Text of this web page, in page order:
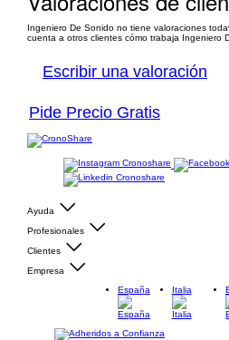
Ingeniero De Sonido no tiene valoraciones
cuenta a otros clientes cómo trabaja Ingeniero
Escribir una valoración
Pide Precio Gratis
Ayuda
Profesionales
Clientes
Empresa
España
Italia